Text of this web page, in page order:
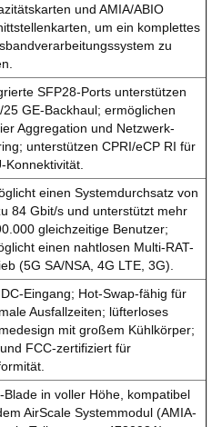
und AMIA/ABIO
um ein komplettes
zu
SFP28-Ports unterstützen
25 GE-Backhaul; ermöglichen
Aggregation und Netzwerk-
unterstützen CPRI/eCP RI für
Konnektivität.
einen Systemdurchsatz von
84 Gbit/s und unterstützt mehr
gleichzeitige Benutzer;
einen nahtlosen Multi-RAT-
(5G SA/NSA, 4G LTE, 3G).
Eingang; Hot-Swap-fähig für
Ausfallzeiten; lüfterloses
mit großem Kühlkörper;
FCC-zertifiziert für
Blade in voller Höhe, kompatibel
AirScale Systemmodul (AMIA-